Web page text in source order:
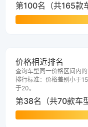
第100名（共165款
价格相近排名
查询车型同一价格区间内
排行标准：价格差别小于
于20。
第38名（共70款车